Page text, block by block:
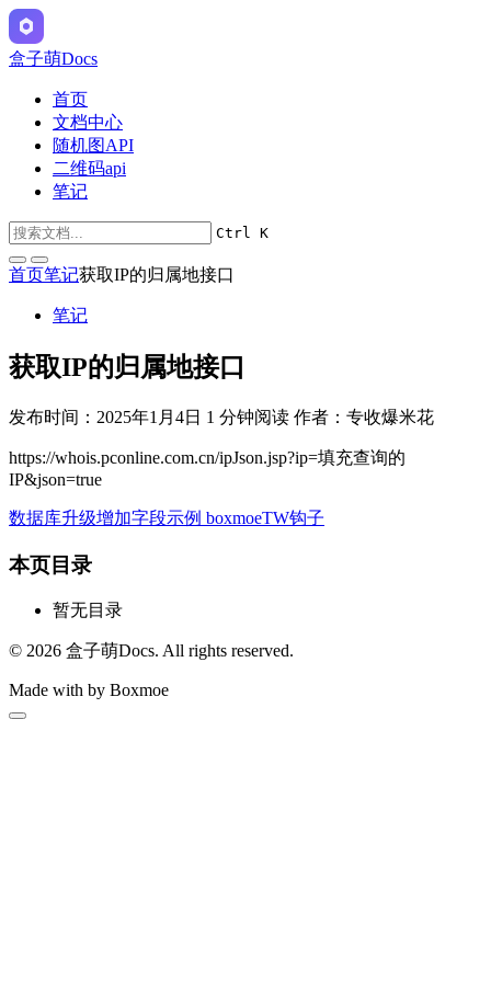
盒子萌Docs
首页
文档中心
随机图API
二维码api
笔记
Ctrl K
首页笔记获取IP的归属地接口
笔记
获取IP的归属地接口
发布时间：2025年1月4日 1 分钟阅读 作者：专收爆米花
https://whois.pconline.com.cn/ipJson.jsp?ip=填充查询的
IP&json=true
数据库升级增加字段示例 boxmoeTW钩子
本页目录
暂无目录
© 2026 盒子萌Docs. All rights reserved.
Made with by Boxmoe